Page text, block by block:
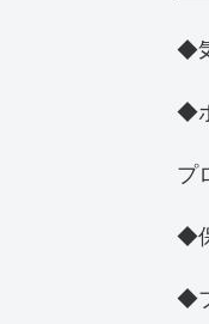
◆
◆
プ
◆
◆